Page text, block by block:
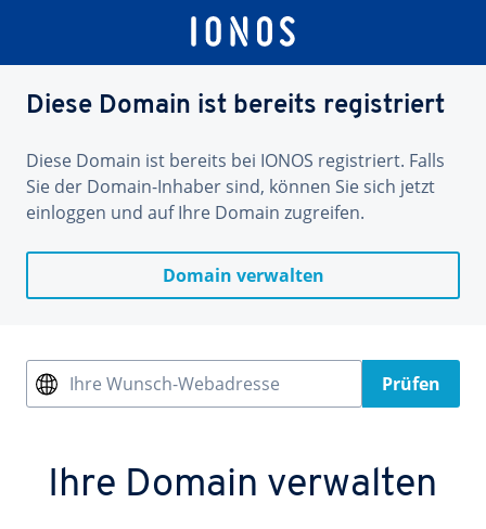
Diese Domain ist bereits registriert
Diese Domain ist bereits bei IONOS registriert. Falls
Sie der Domain-Inhaber sind, können Sie sich jetzt
einloggen und auf Ihre Domain zugreifen.
Domain verwalten
Ihre Wunsch-Webadresse Prüfen
Ihre Domain verwalten